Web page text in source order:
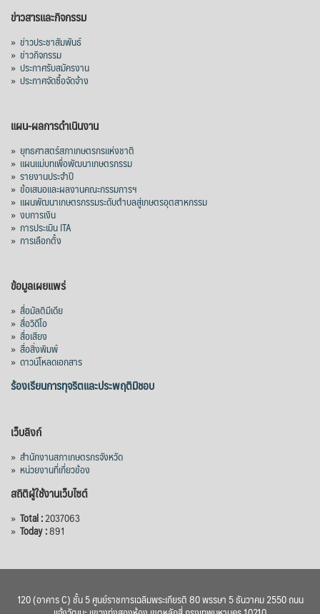
ข่าวสารและกิจกรรม
» ข่าวประชาสัมพันธ์
» ข่าวกิจกรรม
» ประกาศรับสมัครงาน
» ประกาศจัดซื้อจัดจ้าง
แผน-ผลการดำเนินงาน
» ยุทธศาสตร์สภาเกษตรกรแห่งชาติ
» แผนแม่บทเพื่อพัฒนาเกษตรกรรม
» รายงานประจำปี
» ข้อเสนอและผลงานคณะกรรมการฯ
» แผนพัฒนาเกษตรกรรมระดับตำบลสู่เกษตรอุตสาหกรรม
» งบการเงิน
» การประเมิน ITA
» การเลือกตั้ง
ข้อมูลเผยแพร่
» สื่อมัลติมีเดีย
» สื่อวิดีโอ
» สื่อเสียง
» สื่อสิ่งพิมพ์
» ดาวน์โหลดเอกสาร
ร้องเรียนการทุจริตและประพฤติมิชอบ
เว็บลิงก์
» สำนักงานสภาเกษตรกรจังหวัด
» หน่วยงานที่เกี่ยวข้อง
สถิติผู้ใช้งานเว็บไซต์
» Total :2037063
» Today :891
120 (อาคาร C) ชั้น 5 ศูนย์ราชการเฉลิมพระเกียรติ 80 พรรษา 5 ธันวาคม 2550 ถนน